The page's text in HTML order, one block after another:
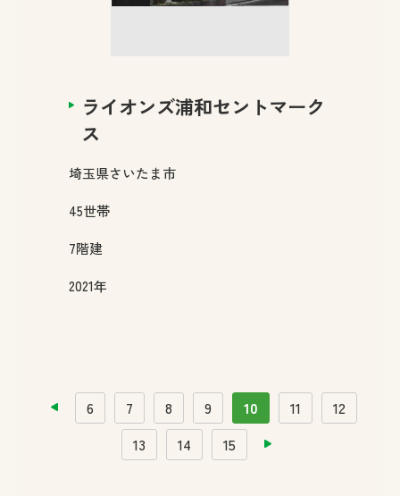
ライオンズ浦和セントマーク
ス
埼玉県さいたま市
45世帯
7階建
2021年
前へ 6 7 8 9 10 11
12
13
14 15 次へ